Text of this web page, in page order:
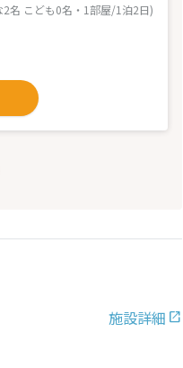
2名 こども0名・1部屋/1泊2日)
施設詳細